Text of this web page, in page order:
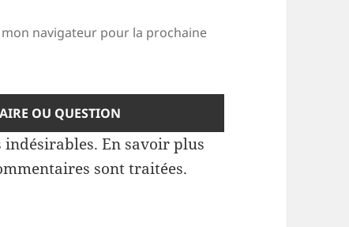
navigateur pour la prochaine
indésirables.En savoir plus
sont traitées.